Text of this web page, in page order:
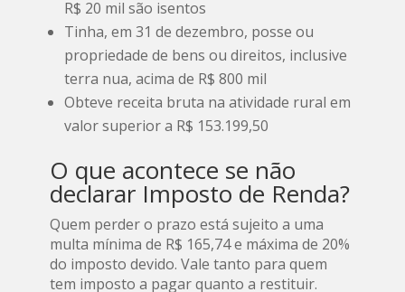
R$ 20 mil são isentos
Tinha, em 31 de dezembro, posse ou
propriedade de bens ou direitos, inclusive
terra nua, acima de R$ 800 mil
Obteve receita bruta na atividade rural em
valor superior a R$ 153.199,50
O que acontece se não
declarar Imposto de Renda?
Quem perder o prazo está sujeito a uma
multa mínima de R$ 165,74 e máxima de 20%
do imposto devido. Vale tanto para quem
tem imposto a pagar quanto a restituir.